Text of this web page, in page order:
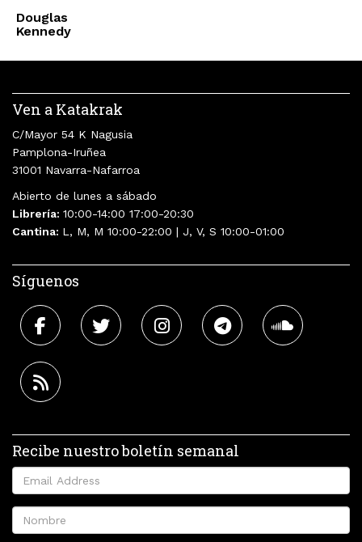
Douglas
Kennedy
Ven a Katakrak
C/Mayor 54 K Nagusia
Pamplona-Iruñea
31001 Navarra-Nafarroa
Abierto de lunes a sábado
Librería: 10:00-14:00 17:00-20:30
Cantina: L, M, M 10:00-22:00 | J, V, S 10:00-01:00
Síguenos
Recibe nuestro boletín semanal